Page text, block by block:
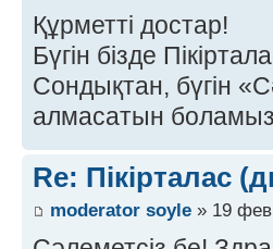
Құрметті достар!
Бүгін бізде
Сондықтан, бүгін
алмасатын
Re: Пікірталас
moderator soyle » 19